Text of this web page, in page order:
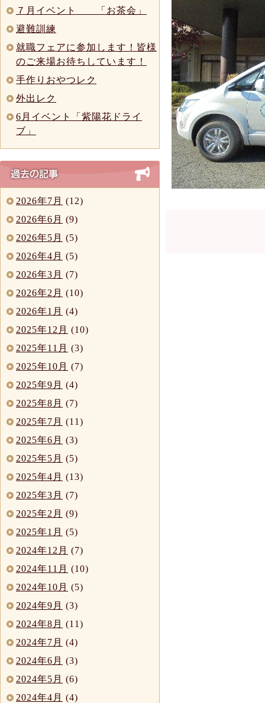
７月イベント 「お茶会」
避難訓練
就職フェアに参加します！皆様
のご来場お待ちしています！
手作りおやつレク
外出レク
6月イベント「紫陽花ドライ
ブ」
2026年7月 (12)
2026年6月 (9)
2026年5月 (5)
2026年4月 (5)
2026年3月 (7)
2026年2月 (10)
2026年1月 (4)
2025年12月 (10)
2025年11月 (3)
2025年10月 (7)
2025年9月 (4)
2025年8月 (7)
2025年7月 (11)
2025年6月 (3)
2025年5月 (5)
2025年4月 (13)
2025年3月 (7)
2025年2月 (9)
2025年1月 (5)
2024年12月 (7)
2024年11月 (10)
2024年10月 (5)
2024年9月 (3)
2024年8月 (11)
2024年7月 (4)
2024年6月 (3)
2024年5月 (6)
2024年4月 (4)